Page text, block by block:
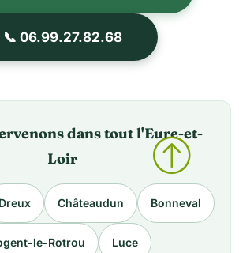
📞 06.99.27.82.68
dans tout l'Eure-et-
Loir
Dreux Châteaudun Bonneval
le-Rotrou Luce